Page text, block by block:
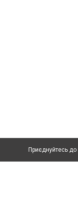
Приєднуйтесь до